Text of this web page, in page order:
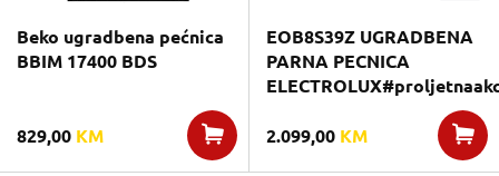
Beko ugradbena pećnica
BBIM 17400 BDS
829,00 KM
EOB8S39Z UGRADBENA
PARNA PECNICA
2.099,00 KM